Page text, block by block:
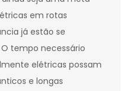
em rotas
já estão se
tempo necessário
elétricas possam
e longas